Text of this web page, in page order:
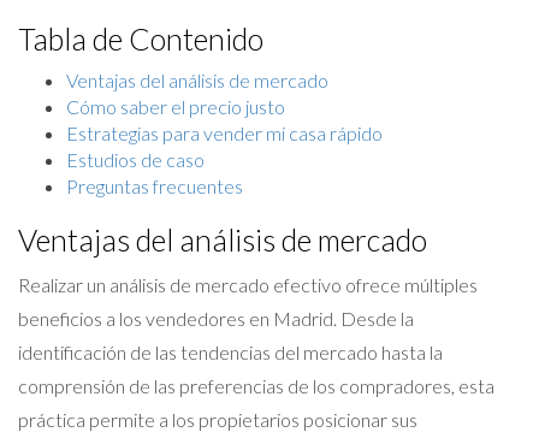
Tabla de Contenido
Ventajas del análisis de mercado
Cómo saber el precio justo
Estrategias para vender mi casa rápido
Estudios de caso
Preguntas frecuentes
Ventajas del análisis de mercado
Realizar un análisis de mercado efectivo ofrece múltiples
beneficios a los vendedores en Madrid. Desde la
identificación de las tendencias del mercado hasta la
comprensión de las preferencias de los compradores, esta
práctica permite a los propietarios posicionar sus